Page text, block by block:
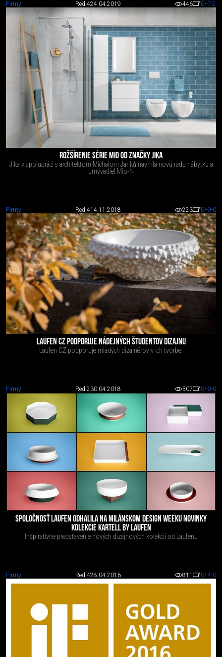
Firmy Red 424.04.2019 446 0+7-2
ROŽŠÍRENIE SÉRIE MIO OD ZNAČKY JIKA
Jika v spolupráci s architektom Michalom Janků navrhla novú radu nábytku a
umývadiel Mio-N
Firmy Red 414.11.2018 223 0+9-0
LAUFEN CZ PODPORUJE NÁDEJNÝCH ŠTUDENTOV DIZAJNU
Laufen CZ podporuje mladých dizajnérov v ich tvorbe.
Firmy Red 2 30.04.2018 507 0+9-0
SPOLOČNOSŤ LAUFEN ODHALILA NA MILÁNSKOM DESIGN WEEKU NOVINKY
KOLEKCIE KARTELL BY LAUFEN
Inšpiratívne predstavenie nových dizajnových kolekcií od Laufenu
Firmy Red 428.04.2016 811 0+4-0